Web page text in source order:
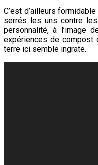
C’est d’ailleurs
serrés les uns contre
personnalité, à l’image
expériences de compost
terre ici semble ingrate.